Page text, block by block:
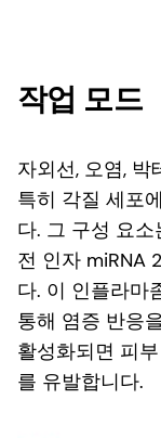
작업 모드
자외선, 오염,
특히 각질 세포
다. 그 구성 요
전 인자 miRNA
다. 이 인플라마
통해 염증 반응
활성화되면 피
를 유발합니다.